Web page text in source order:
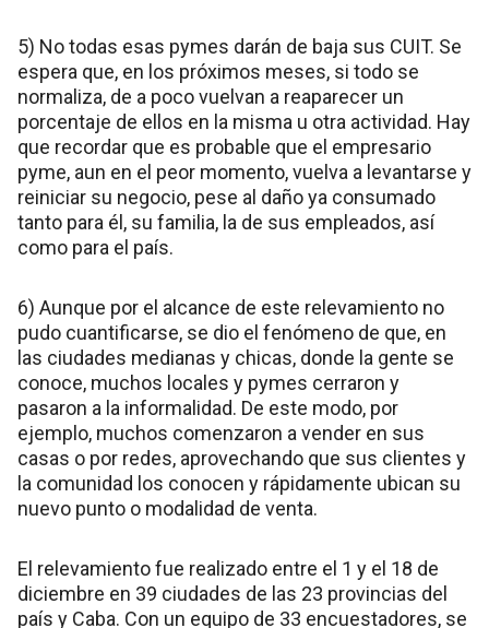
5) No todas esas pymes darán de baja sus CUIT. Se
espera que, en los próximos meses, si todo se
normaliza, de a poco vuelvan a reaparecer un
porcentaje de ellos en la misma u otra actividad. Hay
que recordar que es probable que el empresario
pyme, aun en el peor momento, vuelva a levantarse y
reiniciar su negocio, pese al daño ya consumado
tanto para él, su familia, la de sus empleados, así
como para el país.
6) Aunque por el alcance de este relevamiento no
pudo cuantificarse, se dio el fenómeno de que, en
las ciudades medianas y chicas, donde la gente se
conoce, muchos locales y pymes cerraron y
pasaron a la informalidad. De este modo, por
ejemplo, muchos comenzaron a vender en sus
casas o por redes, aprovechando que sus clientes y
la comunidad los conocen y rápidamente ubican su
nuevo punto o modalidad de venta.
El relevamiento fue realizado entre el 1 y el 18 de
diciembre en 39 ciudades de las 23 provincias del
país y Caba. Con un equipo de 33 encuestadores, se